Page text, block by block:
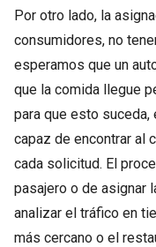
Por otro lado, la
consumidores, no
esperamos que un
que la comida llegue
para que esto
capaz de encontrar al
cada solicitud. El
pasajero o de asignar
analizar el tráfico en
más cercano o el